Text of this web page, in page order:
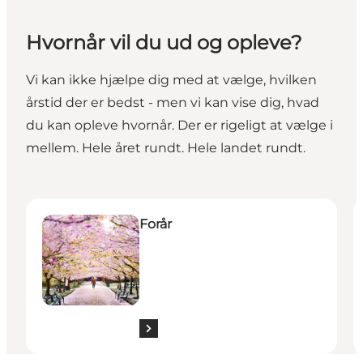
Hvornår vil du ud og opleve?
Vi kan ikke hjælpe dig med at vælge, hvilken
årstid der er bedst - men vi kan vise dig, hvad
du kan opleve hvornår. Der er rigeligt at vælge i
mellem. Hele året rundt. Hele landet rundt.
Forår